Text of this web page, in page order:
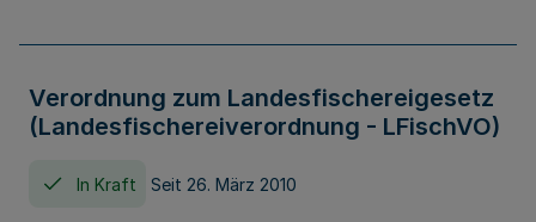
Verordnung zum Landesfischereigesetz
(Landesfischereiverordnung - LFischVO)
In Kraft Seit 26. März 2010